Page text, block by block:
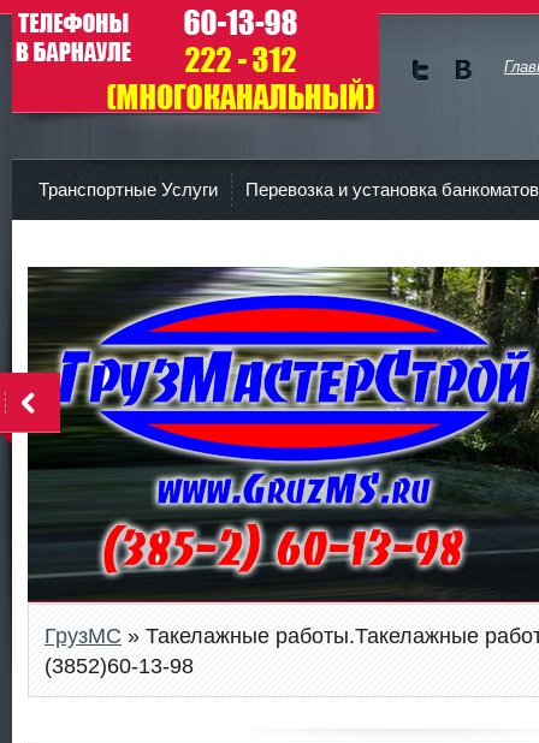
ГрузМастерСтрой
Транспортные Услуги Перевозка и установка банкоматов
ГрузМС » Такелажные работы.Такелажные
(3852)60-13-98